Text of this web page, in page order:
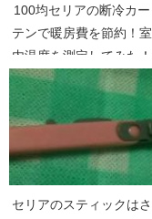
100均セリアの断冷カー
テンで暖房費を節約！室
内温度を測定してみた！
セリアのスティックはさ